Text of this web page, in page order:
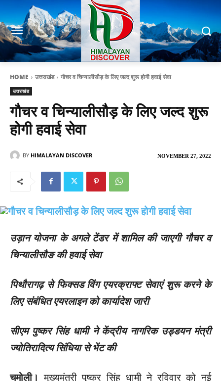
HOME उत्तराखंड गौचर व चिन्यालीसौड़ के लिए जल्द शुरू होगी हवाई सेवा
उत्तराखंड
गौचर व चिन्यालीसौड़ के लिए जल्द शुरू
होगी हवाई सेवा
NOVEMBER 27, 2022
BY HIMALAYAN DISCOVER
उड़ान योजना के अगले टेंडर में शामिल की जाएगी गौचर व
चिन्यालीसौङ की हवाई सेवा
पिथौरागढ़ से फिक्सड विंग एयरक्राफ्ट सेवाएं शुरू करने के
लिए संबंधित एयरलाइन को कार्यादेश जारी
सीएम पुष्कर सिंह धामी ने केंद्रीय नागरिक उड्डयन मंत्री
ज्योतिरादित्य सिंधिया से भेंट की
चमोली। मुख्यमंत्री पुष्कर सिंह धामी ने रविवार को नई